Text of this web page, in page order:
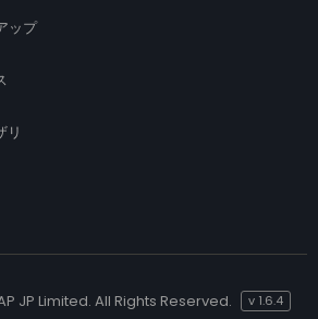
ップ
リ
JP Limited. All Rights Reserved. v 1.6.4